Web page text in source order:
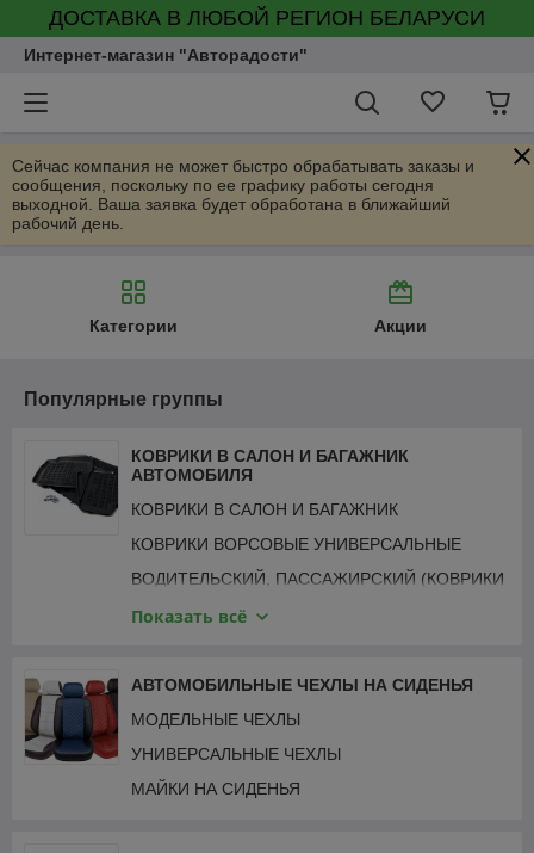
ДОСТАВКА В ЛЮБОЙ РЕГИОН БЕЛАРУСИ
Интернет-магазин "Авторадости"
Сейчас компания не может быстро обрабатывать заказы и
сообщения, поскольку по ее графику работы сегодня
выходной. Ваша заявка будет обработана в ближайший
рабочий день.
Категории Акции
Популярные группы
КОВРИКИ В САЛОН И БАГАЖНИК
АВТОМОБИЛЯ
КОВРИКИ В САЛОН И БАГАЖНИК
КОВРИКИ ВОРСОВЫЕ УНИВЕРСАЛЬНЫЕ
ВОДИТЕЛЬСКИЙ, ПАССАЖИРСКИЙ (КОВРИКИ
Показать всё
АВТОМОБИЛЬНЫЕ ЧЕХЛЫ НА СИДЕНЬЯ
МОДЕЛЬНЫЕ ЧЕХЛЫ
УНИВЕРСАЛЬНЫЕ ЧЕХЛЫ
МАЙКИ НА СИДЕНЬЯ